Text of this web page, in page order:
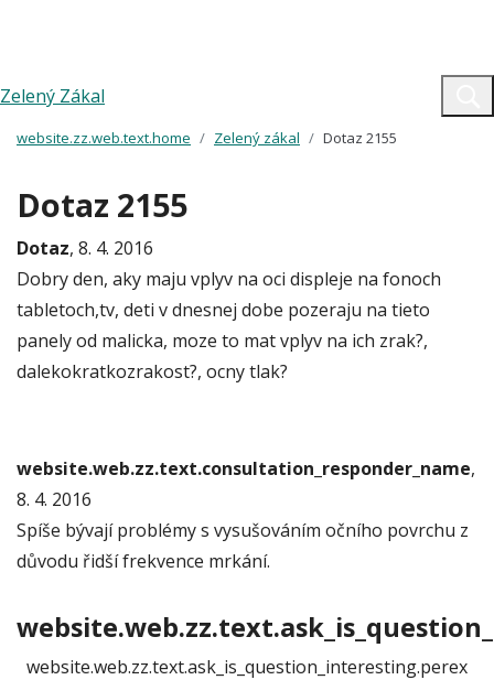
Zelený Zákal
website.zz.web.text.home Zelený zákal Dotaz 2155
Dotaz 2155
Dotaz, 8. 4. 2016
Dobry den, aky maju vplyv na oci displeje na fonoch
tabletoch,tv, deti v dnesnej dobe pozeraju na tieto
panely od malicka, moze to mat vplyv na ich zrak?,
dalekokratkozrakost?, ocny tlak?
website.web.zz.text.consultation_responder_name,
8. 4. 2016
Spíše bývají problémy s vysušováním očního povrchu z
důvodu řidší frekvence mrkání.
website.web.zz.text.ask_is_question_interesting.perex